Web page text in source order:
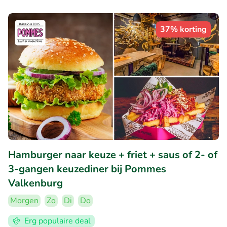
37% korting
Hamburger naar keuze + friet + saus of 2- of
3-gangen keuzediner bij Pommes
Valkenburg
Morgen Zo Di
Do
Erg populaire deal